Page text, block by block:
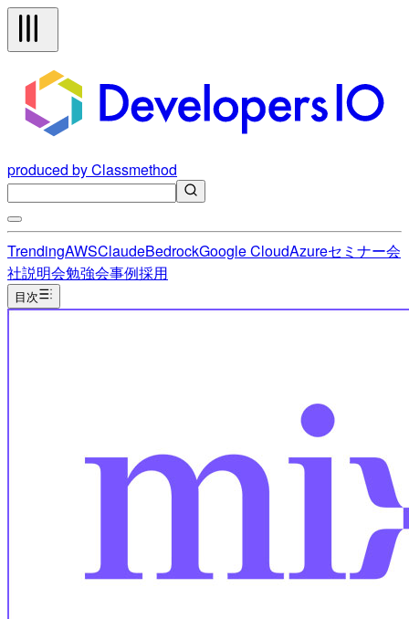
produced by Classmethod
TrendingAWSClaudeBedrockGoogle CloudAzureセミナー会
社説明会勉強会事例採用
目次